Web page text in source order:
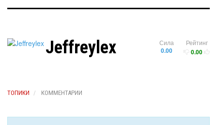
Рейтинг
0.00
Сила
0.00
Jeffreylex
ТОПИКИ КОММЕНТАРИИ